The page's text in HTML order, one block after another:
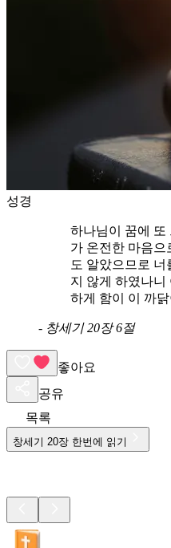
성경
하나님이 꿈에 또
가 온전한 마음으
도 알았으므로 너
지 않게 하였나니
하게 함이 이 까
- 창세기 20장 6절
좋아요
공유
목록
창세기 20장 한번에 읽기